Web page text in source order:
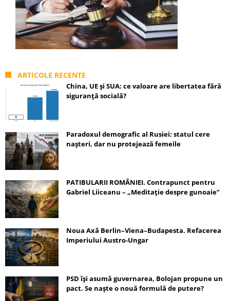
ARTICOLE RECENTE
China, UE și SUA: ce valoare are libertatea fără
siguranță socială?
Paradoxul demografic al Rusiei: statul cere
nașteri, dar nu protejează femeile
PATIBULARII ROMÂNIEI. Contrapunct pentru
Gabriel Liiceanu – „Meditație despre gunoaie”
Noua Axă Berlin–Viena–Budapesta. Refacerea
Imperiului Austro-Ungar
PSD își asumă guvernarea, Bolojan propune un
pact. Se naște o nouă formulă de putere?